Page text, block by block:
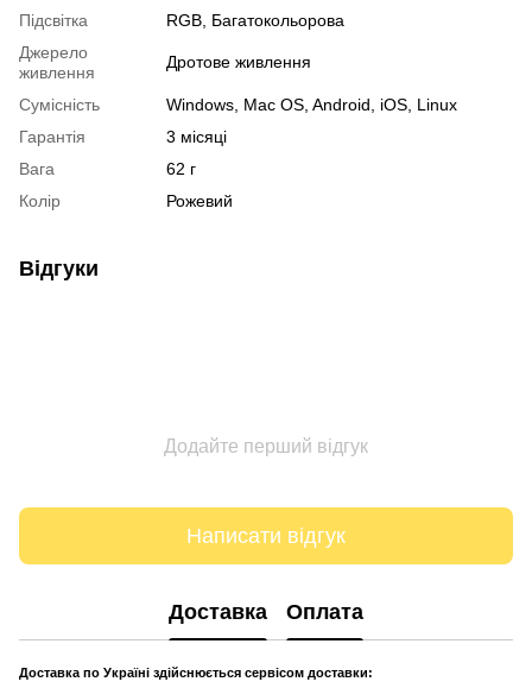
Підсвітка
RGB, Багатокольорова
Джерело
живлення
Дротове живлення
Сумісність
Windows, Mac OS, Android, iOS, Linux
Гарантія
3 місяці
Вага
62 г
Колір
Рожевий
Відгуки
Додайте перший відгук
Написати відгук
Доставка Оплата
Доставка по Україні здійснюється сервісом доставки: